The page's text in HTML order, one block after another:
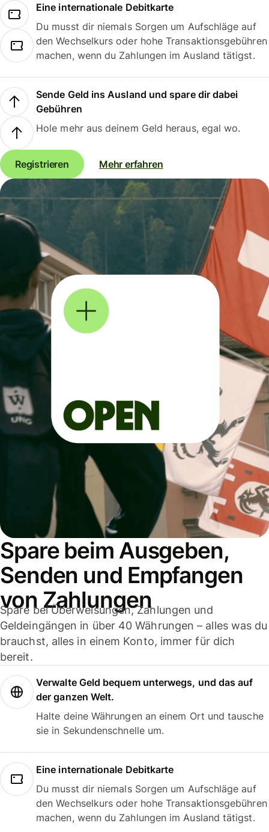
Eine internationale Debitkarte
Du musst dir niemals Sorgen um Aufschläge auf
den Wechselkurs oder hohe Transaktionsgebühren
machen, wenn du Zahlungen im Ausland tätigst.
Sende Geld ins Ausland und spare dir dabei
Gebühren
Hole mehr aus deinem Geld heraus, egal wo.
Registrieren Mehr erfahren
Spare beim Ausgeben,
Senden und Empfangen
von Zahlungen
Spare bei Überweisungen, Zahlungen und
Geldeingängen in über 40 Währungen – alles was du
brauchst, alles in einem Konto, immer für dich
bereit.
Verwalte Geld bequem unterwegs, und das auf
der ganzen Welt.
Halte deine Währungen an einem Ort und tausche
sie in Sekundenschnelle um.
Eine internationale Debitkarte
Du musst dir niemals Sorgen um Aufschläge auf
den Wechselkurs oder hohe Transaktionsgebühren
machen, wenn du Zahlungen im Ausland tätigst.